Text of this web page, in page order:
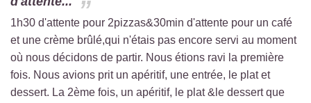
1h30 d'attente pour 2pizzas&30min d'attente pour un café
et une crème brûlé,qui n'étais pas encore servi au moment
où nous décidons de partir. Nous étions ravi la première
fois. Nous avions prit un apéritif, une entrée, le plat et
dessert. La 2ème fois, un apéritif, le plat &le dessert que